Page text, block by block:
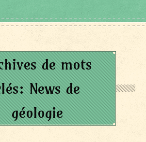
de mots
News de
géologie